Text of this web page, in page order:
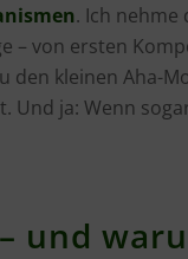
. Ich nehme
– von ersten
den kleinen Aha-
ja: Wenn
und